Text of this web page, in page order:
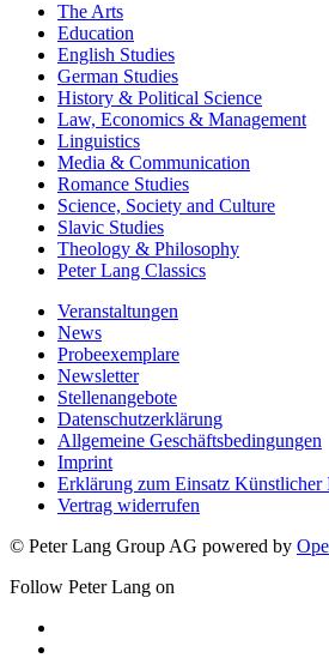
The Arts
Education
English Studies
German Studies
History & Political Science
Law, Economics & Management
Linguistics
Media & Communication
Romance Studies
Science, Society and Culture
Slavic Studies
Theology & Philosophy
Peter Lang Classics
Veranstaltungen
News
Probeexemplare
Newsletter
Stellenangebote
Datenschutzerklärung
Allgemeine Geschäftsbedingungen
Imprint
Erklärung zum Einsatz
Vertrag widerrufen
© Peter Lang Group AG powered by
Follow Peter Lang on